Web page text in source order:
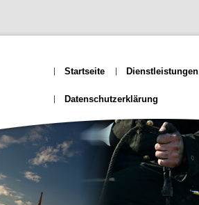
Startseite Dienstleistungen
Datenschutzerklärung